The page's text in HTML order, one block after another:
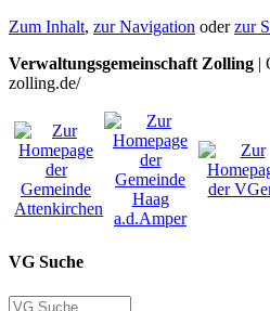
Zum Inhalt, zur Navigation oderzur
Verwaltungsgemeinschaft Zolling |
zolling.de/
VG Suche